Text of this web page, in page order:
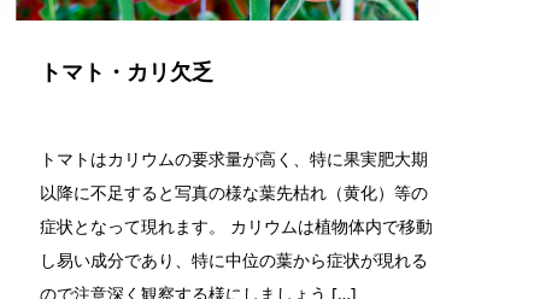
トマト・カリ欠乏
トマトはカリウムの要求量が高く、特に果実肥大期
以降に不足すると写真の様な葉先枯れ（黄化）等の
症状となって現れます。 カリウムは植物体内で移動
し易い成分であり、特に中位の葉から症状が現れる
ので注意深く観察する様にしましょう […]